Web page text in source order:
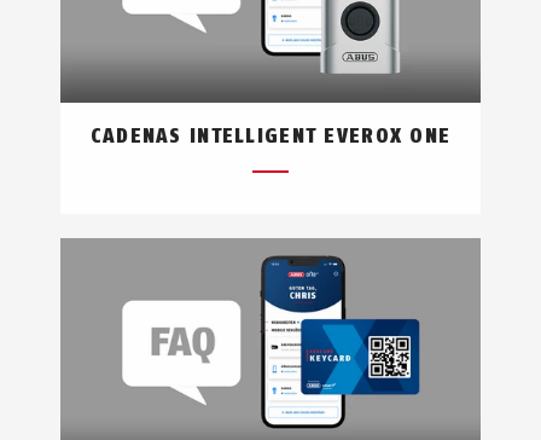
CADENAS INTELLIGENT EVEROX ONE